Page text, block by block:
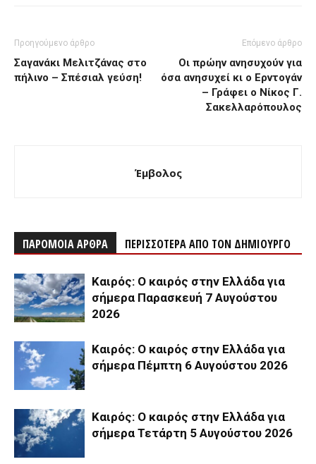
Προηγούμενο άρθρο
Σαγανάκι Mελιτζάνας στο
πήλινο – Σπέσιαλ γεύση!
Επόμενο άρθρο
Οι πρώην ανησυχούν για
όσα ανησυχεί κι ο Ερντογάν
– Γράφει ο Νίκος Γ.
Σακελλαρόπουλος
Έμβολος
ΠΑΡΟΜΟΙΑ ΑΡΘΡΑ ΠΕΡΙΣΣΟΤΕΡΑ ΑΠΟ ΤΟΝ ΔΗΜΙΟΥΡΓΟ
Καιρός: Ο καιρός στην Ελλάδα για
σήμερα Παρασκευή 7 Αυγούστου
2026
Καιρός: Ο καιρός στην Ελλάδα για
σήμερα Πέμπτη 6 Αυγούστου 2026
Καιρός: Ο καιρός στην Ελλάδα για
σήμερα Τετάρτη 5 Αυγούστου 2026